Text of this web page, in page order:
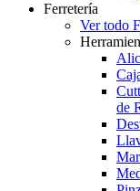
Ferretería
Ver todo
de